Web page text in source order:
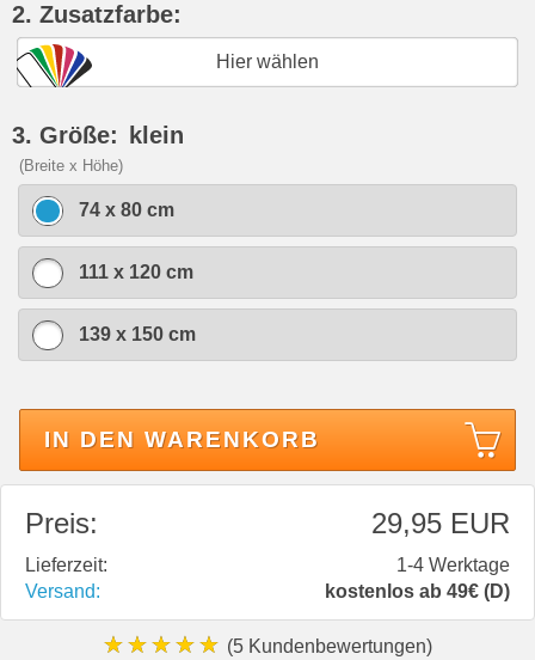
2. Zusatzfarbe:
Hier wählen
3. Größe: klein
(Breite x Höhe)
74 x 80 cm
111 x 120 cm
139 x 150 cm
IN DEN WARENKORB
Preis: 29,95 EUR
Lieferzeit:
1-4 Werktage
Versand:
kostenlos ab 49€ (D)
★★★★★ (5 Kundenbewertungen)